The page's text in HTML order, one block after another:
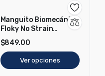
Manguito Biomecánico
Floky No Strain
Evolution Ice Comet
$849.00
Ver opciones